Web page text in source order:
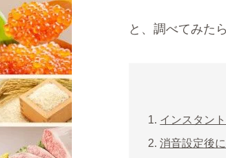
と、調べてみた
インスタン
消音設定後